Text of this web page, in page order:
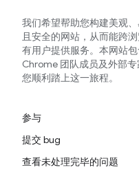
我们希望帮助您构建美观
且安全的网站，从而能跨
有用户提供服务。本网站
Chrome 团队成员及外部
您顺利踏上这一旅程。
参与
提交 bug
查看未处理完毕的问题